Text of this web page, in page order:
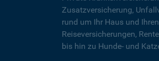
Zusatzversicherung,
rund um Ihr Haus und
Reiseversicherungen,
bis hin zu Hunde- und